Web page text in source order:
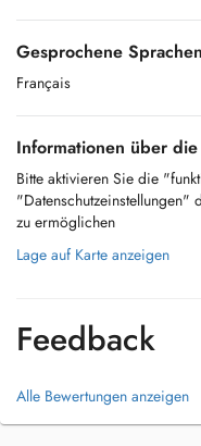
Gesprochene Sprachen
Français
Informationen über die
Bitte aktivieren Sie die
"Datenschutzeinstellungen"
zu ermöglichen
Lage auf Karte anzeigen
Feedback
Alle Bewertungen anzeigen